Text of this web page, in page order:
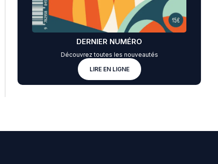
DERNIER NUMÉRO
Découvrez toutes les nouveautés
LIRE EN LIGNE